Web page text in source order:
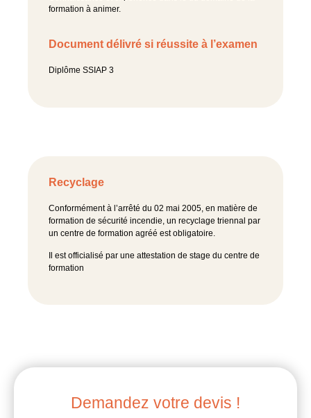
formation à animer.
Document délivré si réussite à l’examen
Diplôme SSIAP 3
Recyclage
Conformément à l’arrêté du 02 mai 2005, en matière de
formation de sécurité incendie, un recyclage triennal par
un centre de formation agréé est obligatoire.
Il est officialisé par une attestation de stage du centre de
formation
Demandez votre devis !